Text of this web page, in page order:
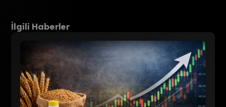
İlgili Haberler